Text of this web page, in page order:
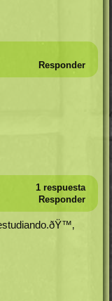
Responder
1 respuesta
Responder